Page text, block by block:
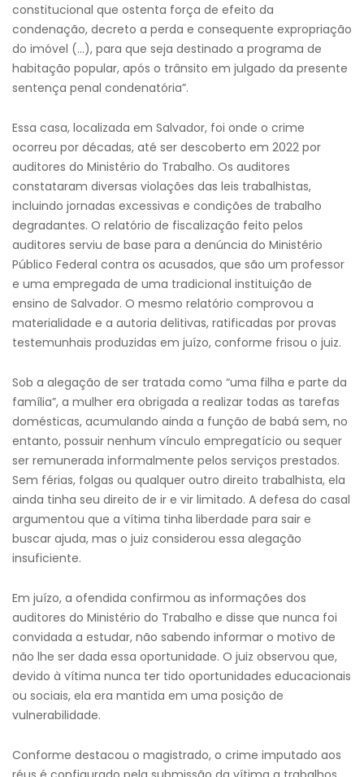
constitucional que ostenta força de efeito da
condenação, decreto a perda e consequente expropriação
do imóvel (…), para que seja destinado a programa de
habitação popular, após o trânsito em julgado da presente
sentença penal condenatória”.
Essa casa, localizada em Salvador, foi onde o crime
ocorreu por décadas, até ser descoberto em 2022 por
auditores do Ministério do Trabalho. Os auditores
constataram diversas violações das leis trabalhistas,
incluindo jornadas excessivas e condições de trabalho
degradantes. O relatório de fiscalização feito pelos
auditores serviu de base para a denúncia do Ministério
Público Federal contra os acusados, que são um professor
e uma empregada de uma tradicional instituição de
ensino de Salvador. O mesmo relatório comprovou a
materialidade e a autoria delitivas, ratificadas por provas
testemunhais produzidas em juízo, conforme frisou o juiz.
Sob a alegação de ser tratada como “uma filha e parte da
família”, a mulher era obrigada a realizar todas as tarefas
domésticas, acumulando ainda a função de babá sem, no
entanto, possuir nenhum vínculo empregatício ou sequer
ser remunerada informalmente pelos serviços prestados.
Sem férias, folgas ou qualquer outro direito trabalhista, ela
ainda tinha seu direito de ir e vir limitado. A defesa do casal
argumentou que a vítima tinha liberdade para sair e
buscar ajuda, mas o juiz considerou essa alegação
insuficiente.
Em juízo, a ofendida confirmou as informações dos
auditores do Ministério do Trabalho e disse que nunca foi
convidada a estudar, não sabendo informar o motivo de
não lhe ser dada essa oportunidade. O juiz observou que,
devido à vítima nunca ter tido oportunidades educacionais
ou sociais, ela era mantida em uma posição de
vulnerabilidade.
Conforme destacou o magistrado, o crime imputado aos